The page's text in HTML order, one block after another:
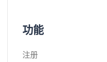
功能
注册